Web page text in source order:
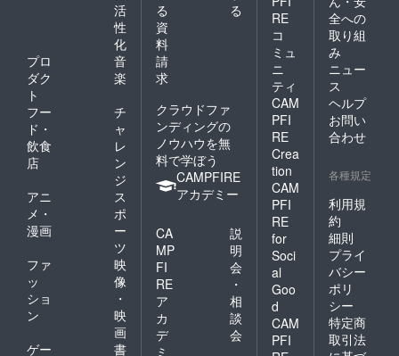
活
性
化
プロ
ダク
ト
音
楽
フー
ド・
飲食
店
チ
ャ
レ
ン
ジ
アニ
メ・
漫画
ス
ポ
ー
ツ
ファ
ッ
ショ
ン
映
像
・
映
画
ゲー
書
る
る
資
料
請
求
クラウドファ
ンディングの
ノウハウを無
料で学ぼう
CAMPFIRE
アカデミー
CA
MP
FI
RE
ア
カ
デ
ミ
説
明
会
・
相
談
会
RE
コ
ミュ
ニ
ティ
CAM
PFI
RE
Crea
tion
CAM
PFI
RE
for
Soci
al
Goo
d
CAM
PFI
全への
取り組
み
ニュー
ス
ヘルプ
お問い
合わせ
各種規定
利用規
約
細則
プライ
バシー
ポリ
シー
特定商
取引法